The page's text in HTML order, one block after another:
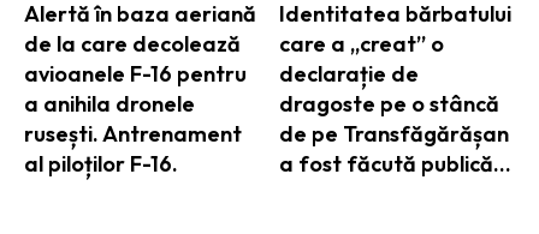
Alertă în baza aeriană
de la care decolează
avioanele F-16 pentru
a anihila dronele
rusești. Antrenament
al piloților F-16.
Identitatea bărbatului
care a „creat” o
declarație de
dragoste pe o stâncă
de pe Transfăgărășan
a fost făcută publică…